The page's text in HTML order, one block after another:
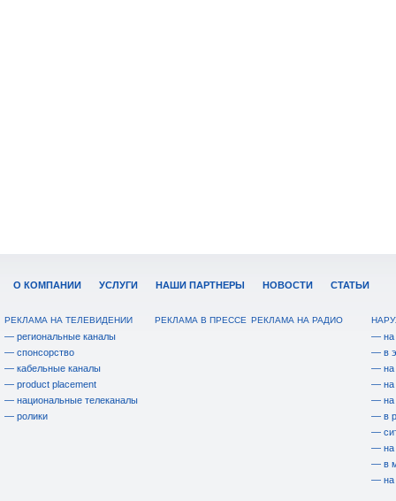
О КОМПАНИИ УСЛУГИ НАШИ ПАРТНЕРЫ НОВОСТИ СТАТЬИ
РЕКЛАМА НА ТЕЛЕВИДЕНИИ
— региональные каналы
— спонсорство
— кабельные каналы
— product placement
— национальные телеканалы
— ролики
РЕКЛАМА В ПРЕССЕ РЕКЛАМА НА РАДИО
— на
— в
— на
— на
— на
— в
—
— на
— в
— на